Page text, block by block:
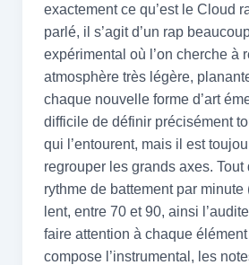
exactement ce qu’est le Cloud
parlé, il s’agit d’un rap
expérimental où l’on cherche à
atmosphère très légère,
chaque nouvelle forme d’art
difficile de définir précisément
qui l’entourent, mais il est
regrouper les grands axes. Tout
rythme de battement par minute
lent, entre 70 et 90, ainsi
faire attention à chaque
compose l’instrumental, les